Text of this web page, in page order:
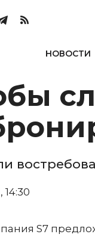
НОВОСТИ
14:30
S7